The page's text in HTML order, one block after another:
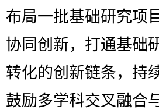
布局一批基础研究项
协同创新，打通基础
转化的创新链条，持
鼓励多学科交叉融合